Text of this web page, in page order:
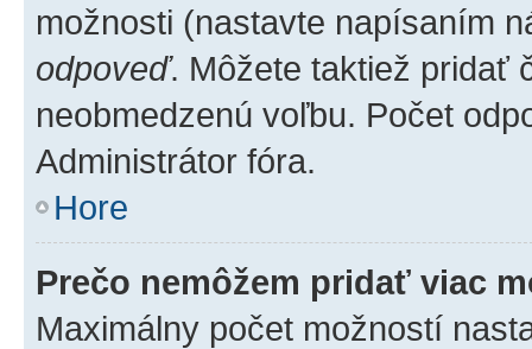
možnosti (nastavte napísaním
odpoveď. Môžete taktiež pridať
neobmedzenú voľbu. Počet
Administrátor fóra.
Hore
Prečo nemôžem pridať viac
Maximálny počet možností